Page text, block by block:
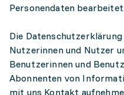
Personendaten
Die
Nutzerinnen und Nutzer
Benutzerinnen und
Abonnenten von
mit uns Kontakt